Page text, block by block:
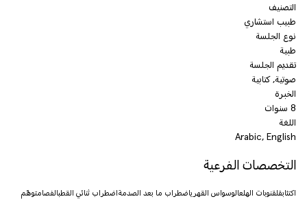
التصنيف
طبيب استشاري
نوع الجلسة
طبية
تقديم الجلسة
صوتية, كتابية
الخبرة
8 سنوات
اللغة
Arabic, English
التخصصات الفرعية
اكتئابقلقنوبات الهلعالوسواس القهرياضطراب ما بعد الصدمة اضطراب ثنائي القطبالفصامتوهّم